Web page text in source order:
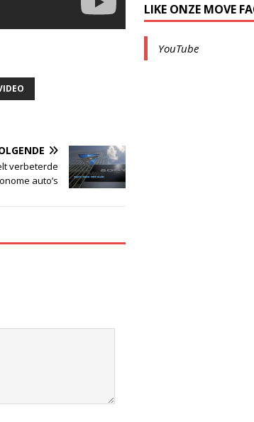
verbeterde
auto’s
LIKE ONZE MOVE
YouTube